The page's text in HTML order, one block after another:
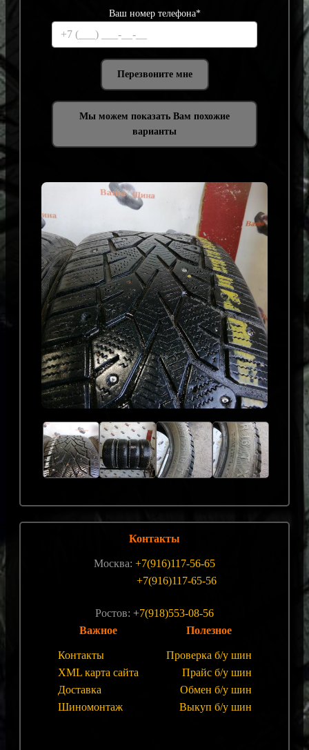
Ваш номер телефона*
Мы можем показать Вам похожие
варианты
Контакты
Москва: +7(916)117-56-65
+7(916)117-65-56
Ростов: +7(918)553-08-56
Важное
Контакты
XML карта сайта
Доставка
Шиномонтаж
Полезное
Проверка б/у шин
Прайс б/у шин
Обмен б/у шин
Выкуп б/у шин